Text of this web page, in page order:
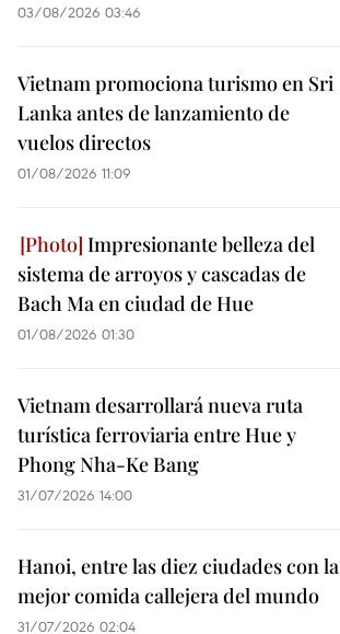
03/08/2026 03:46
Vietnam promociona turismo en Sri
Lanka antes de lanzamiento de
vuelos directos
01/08/2026 11:09
Impresionante belleza del
sistema de arroyos y cascadas de
Bach Ma en ciudad de Hue
01/08/2026 01:30
Vietnam desarrollará nueva ruta
turística ferroviaria entre Hue y
Phong Nha-Ke Bang
31/07/2026 14:00
Hanoi, entre las diez ciudades con la
mejor comida callejera del mundo
31/07/2026 02:04